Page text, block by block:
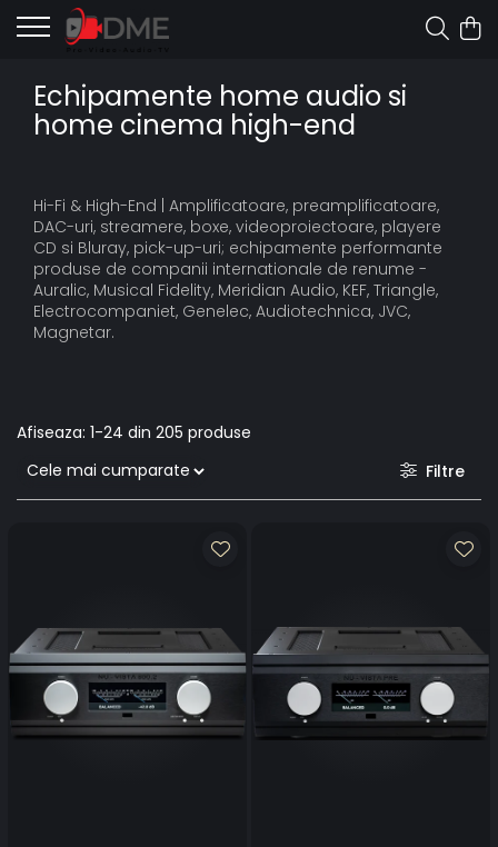
Echipamente home audio si
home cinema high-end
Hi-Fi & High-End | Amplificatoare, preamplificatoare,
DAC-uri, streamere, boxe, videoproiectoare, playere
CD si Bluray, pick-up-uri; echipamente performante
produse de companii internationale de renume -
Auralic, Musical Fidelity, Meridian Audio, KEF, Triangle,
Electrocompaniet, Genelec, Audiotechnica, JVC,
Magnetar.
Afiseaza: 1-24 din 205 produse
Filtre